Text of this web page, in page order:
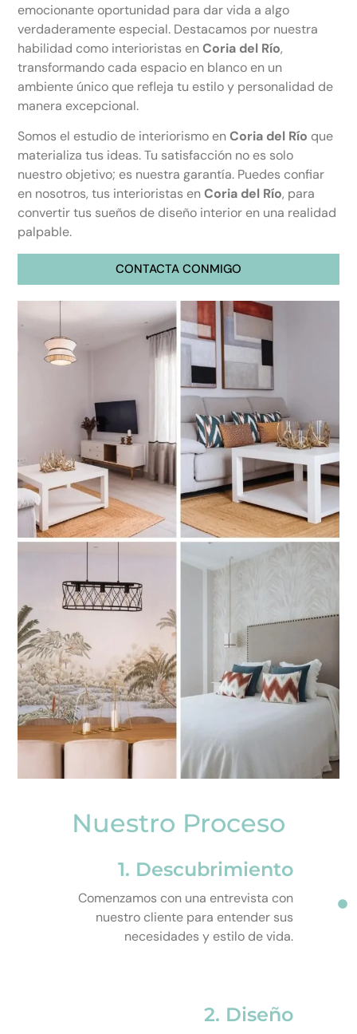
emocionante oportunidad para dar vida a algo
verdaderamente especial. Destacamos por nuestra
habilidad como interioristas enCoria del Río,
transformando cada espacio en blanco en un
ambiente único que refleja tu estilo y personalidad de
manera excepcional.
Somos el estudio de interiorismo enCoria del Río que
materializa tus ideas. Tu satisfacción no es solo
nuestro objetivo; es nuestra garantía. Puedes confiar
en nosotros, tus interioristas enCoria del Río, para
convertir tus sueños de diseño interior en una realidad
palpable.
CONTACTA CONMIGO
Nuestro Proceso
1. Descubrimiento
Comenzamos con una entrevista con
nuestro cliente para entender sus
necesidades y estilo de vida.
2. Diseño